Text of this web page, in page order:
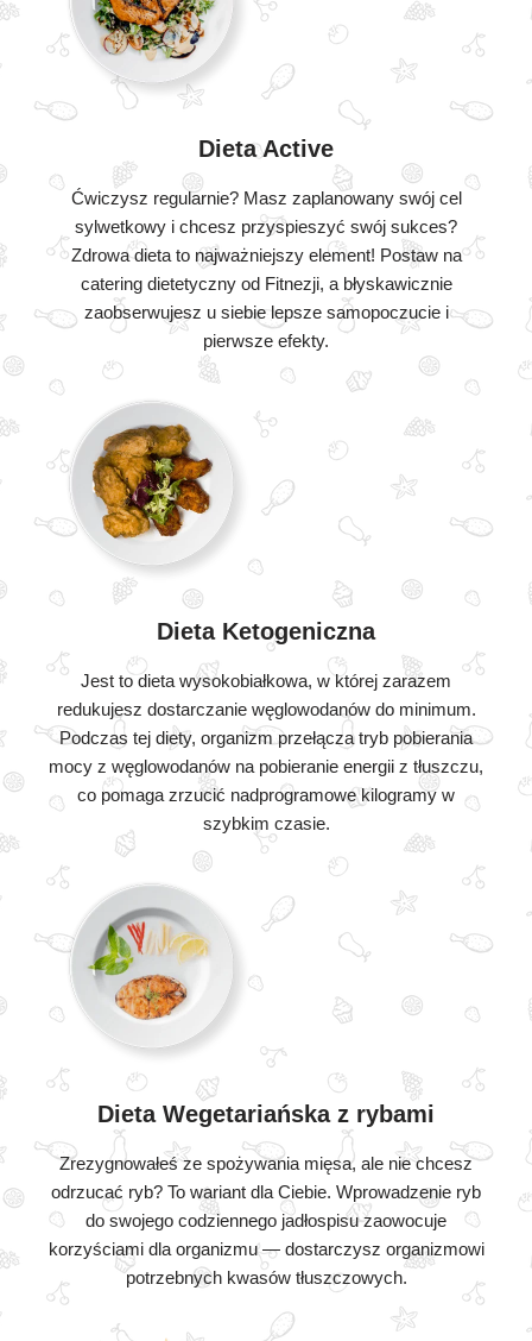
Dieta Active
Ćwiczysz regularnie? Masz zaplanowany swój cel
sylwetkowy i chcesz przyspieszyć swój sukces?
Zdrowa dieta to najważniejszy element! Postaw na
catering dietetyczny od Fitnezji, a błyskawicznie
zaobserwujesz u siebie lepsze samopoczucie i
pierwsze efekty.
Dieta Ketogeniczna
Jest to dieta wysokobiałkowa, w której zarazem
redukujesz dostarczanie węglowodanów do minimum.
Podczas tej diety, organizm przełącza tryb pobierania
mocy z węglowodanów na pobieranie energii z tłuszczu,
co pomaga zrzucić nadprogramowe kilogramy w
szybkim czasie.
Dieta Wegetariańska z rybami
Zrezygnowałeś ze spożywania mięsa, ale nie chcesz
odrzucać ryb? To wariant dla Ciebie. Wprowadzenie ryb
do swojego codziennego jadłospisu zaowocuje
korzyściami dla organizmu — dostarczysz organizmowi
potrzebnych kwasów tłuszczowych.